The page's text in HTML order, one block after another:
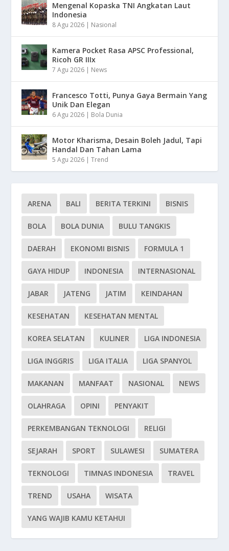
Mengenal Kopaska TNI Angkatan Laut
Indonesia
8 Agu 2026 Nasional
Kamera Pocket Rasa APSC Professional,
Ricoh GR IIIx
7 Agu 2026 News
Francesco Totti, Punya Gaya Bermain Yang
Unik Dan Elegan
6 Agu 2026 Bola Dunia
Motor Kharisma, Desain Boleh Jadul, Tapi
Handal Dan Tahan Lama
5 Agu 2026 |Trend
ARENA BALI BERITA TERKINI BISNIS
BOLA BOLA DUNIA BULU TANGKIS
DAERAH EKONOMI BISNIS FORMULA 1
GAYA HIDUP INDONESIA INTERNASIONAL
JABAR JATENG JATIM KEINDAHAN
KESEHATAN KESEHATAN MENTAL
KOREA SELATAN KULINER LIGA INDONESIA
LIGA INGGRIS LIGA ITALIA LIGA SPANYOL
MAKANAN MANFAAT NASIONAL NEWS
OLAHRAGA OPINI PENYAKIT
PERKEMBANGAN TEKNOLOGI RELIGI
SEJARAH SPORT SULAWESI SUMATERA
TEKNOLOGI TIMNAS INDONESIA TRAVEL
TREND USAHA WISATA
YANG WAJIB KAMU KETAHUI